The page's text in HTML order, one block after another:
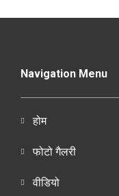
Navigation Menu
होम
फोटो गैलरी
वीडियो